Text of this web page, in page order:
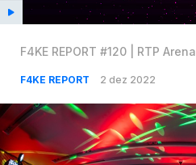
F4KE REPORT #120 | RTP Arena
F4KE REPORT 2 dez 2022